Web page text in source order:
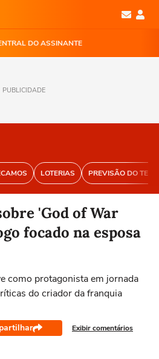
DO ASSINANTE
PUBLICIDADE
LOTERIAS PREVISÃO DO
'God of War
focado na esposa
como protagonista em jornada
do criador da franquia
Exibir comentários